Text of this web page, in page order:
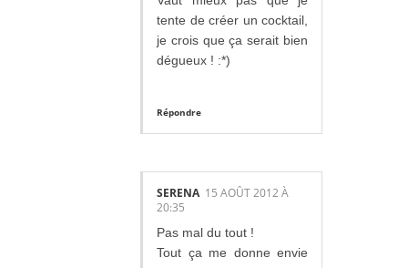
tente de créer un cocktail,
je crois que ça serait bien
dégueux ! :*)
Répondre
SERENA 15 AOÛT 2012 À
20:35
Pas mal du tout !
Tout ça me donne envie